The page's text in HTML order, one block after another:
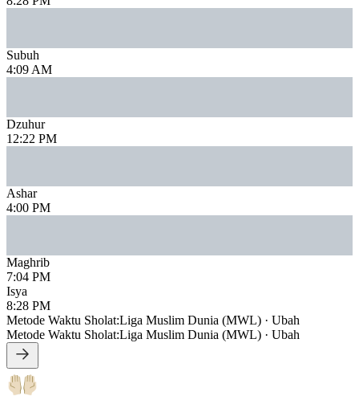
Subuh
4:09 AM
Dzuhur
12:22 PM
Ashar
4:00 PM
Maghrib
7:04 PM
Isya
8:28 PM
Metode Waktu Sholat:Liga Muslim Dunia (MWL) · Ubah
Metode Waktu Sholat:Liga Muslim Dunia (MWL) · Ubah